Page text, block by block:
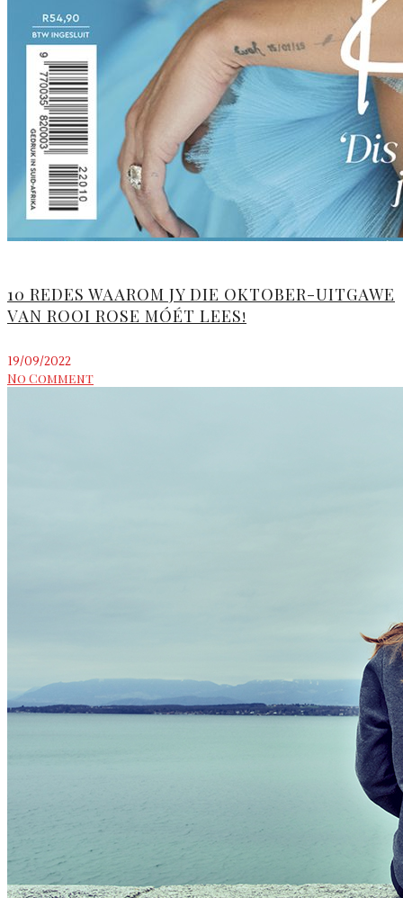
10 REDES WAAROM JY DIE OKTOBER-UITGAWE
VAN ROOI ROSE MÓÉT LEES!
19/09/2022
No Comment